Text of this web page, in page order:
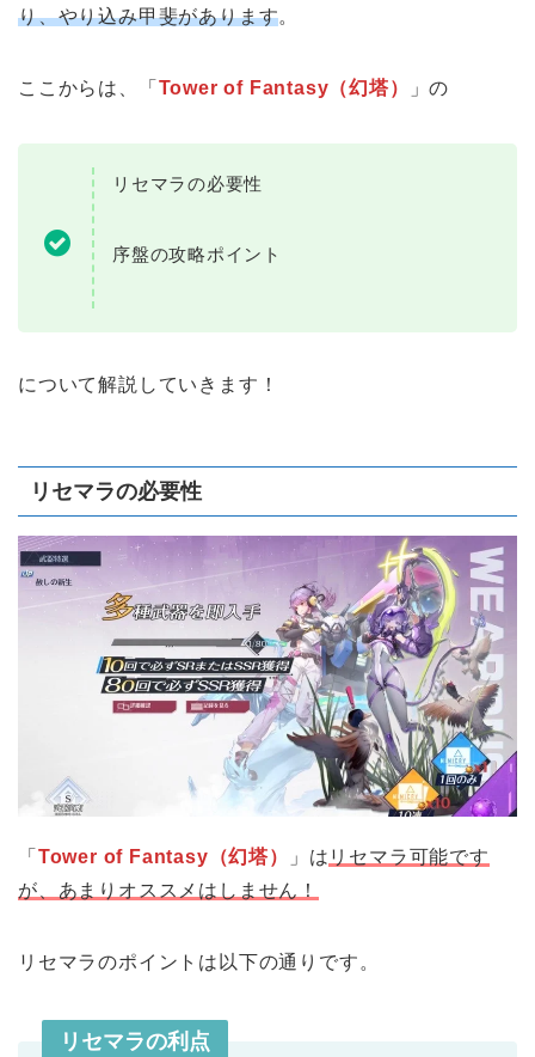
り、やり込み甲斐があります。
ここからは、「 Tower of Fantasy（幻塔） 」の
リセマラの必要性
序盤の攻略ポイント
について解説していきます！
リセマラの必要性
「 Tower of Fantasy（幻塔） 」は リセマラ可能です
が、あまりオススメはしません！
リセマラのポイントは以下の通りです。
リセマラの利点